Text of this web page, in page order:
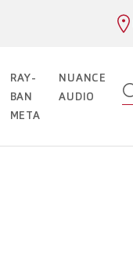
RAY-
BAN
META
NUANCE
AUDIO